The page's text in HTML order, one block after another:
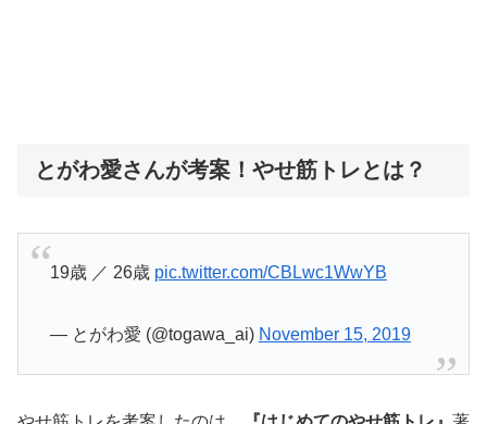
とがわ愛さんが考案！やせ筋トレとは？
19歳 ／ 26歳 pic.twitter.com/CBLwc1WwYB
— とがわ愛 (@togawa_ai) November 15, 2019